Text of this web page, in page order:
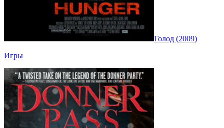
Голод (2009)
Игры